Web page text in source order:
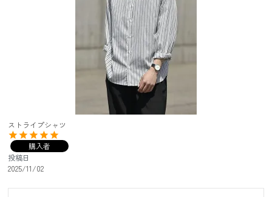
ストライプシャツ
購入者
投稿日
2025/11/02